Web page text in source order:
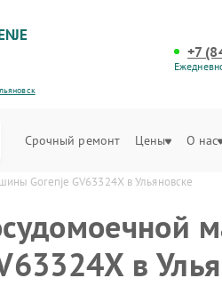
+7
Срочный ремонт Цены О нас
Gorenje GV63324X в Ульяновске
в